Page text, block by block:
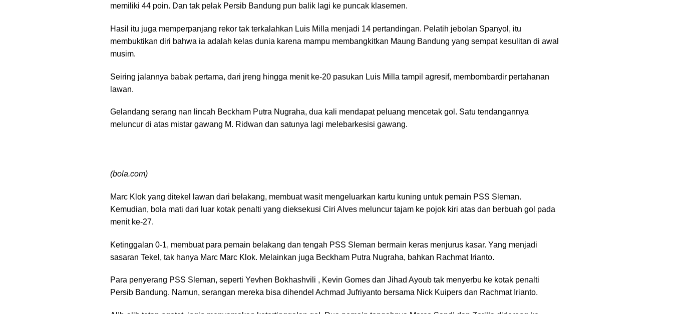
memiliki 44 poin. Dan tak pelak Persib Bandung pun balik lagi ke puncak klasemen.
Hasil itu juga memperpanjang rekor tak terkalahkan Luis Milla menjadi 14 pertandingan. Pelatih jebolan Spanyol, itu
membuktikan diri bahwa ia adalah kelas dunia karena mampu membangkitkan Maung Bandung yang sempat kesulitan di awal
musim.
Seiring jalannya babak pertama, dari jreng hingga menit ke-20 pasukan Luis Milla tampil agresif, membombardir pertahanan
lawan.
Gelandang serang nan lincah Beckham Putra Nugraha, dua kali mendapat peluang mencetak gol. Satu tendangannya
meluncur di atas mistar gawang M. Ridwan dan satunya lagi melebarkesisi gawang.
(bola.com)
Marc Klok yang ditekel lawan dari belakang, membuat wasit mengeluarkan kartu kuning untuk pemain PSS Sleman.
Kemudian, bola mati dari luar kotak penalti yang dieksekusi Ciri Alves meluncur tajam ke pojok kiri atas dan berbuah gol pada
menit ke-27.
Ketinggalan 0-1, membuat para pemain belakang dan tengah PSS Sleman bermain keras menjurus kasar. Yang menjadi
sasaran Tekel, tak hanya Marc Marc Klok. Melainkan juga Beckham Putra Nugraha, bahkan Rachmat Irianto.
Para penyerang PSS Sleman, seperti Yevhen Bokhashvili , Kevin Gomes dan Jihad Ayoub tak menyerbu ke kotak penalti
Persib Bandung. Namun, serangan mereka bisa dihendel Achmad Jufriyanto bersama Nick Kuipers dan Rachmat Irianto.